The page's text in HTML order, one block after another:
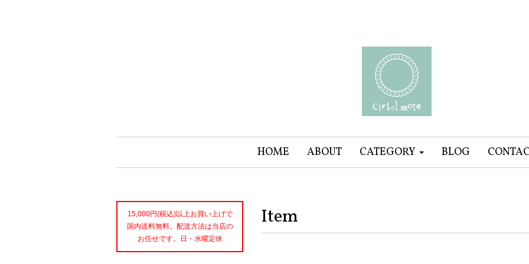
HOME ABOUT CATEGORY BLOG
Item
15,000円(税込)以上お買い上げで
国内送料無料。配送方法は当店の
お任せです。日・水曜定休